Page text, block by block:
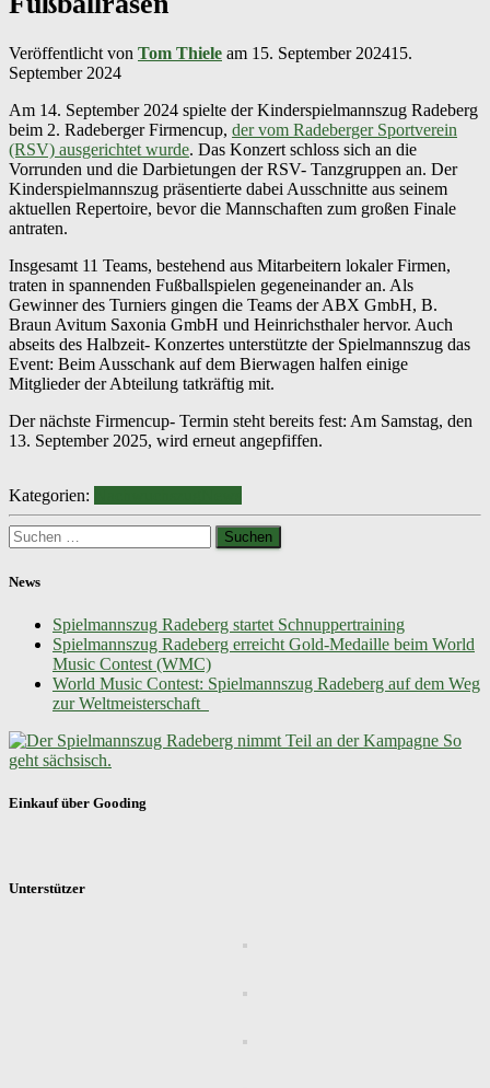
Veröffentlicht von Tom Thiele am 15. September 202415.
September 2024
Am 14. September 2024 spielte der Kinderspielmannszug Radeberg
beim 2. Radeberger Firmencup, der vom Radeberger Sportverein
(RSV) ausgerichtet wurde. Das Konzert schloss sich an die
Vorrunden und die Darbietungen der RSV- Tanzgruppen an. Der
Kinderspielmannszug präsentierte dabei Ausschnitte aus seinem
aktuellen Repertoire, bevor die Mannschaften zum großen Finale
antraten.
Insgesamt 11 Teams, bestehend aus Mitarbeitern lokaler Firmen,
traten in spannenden Fußballspielen gegeneinander an. Als
Gewinner des Turniers gingen die Teams der ABX GmbH, B.
Braun Avitum Saxonia GmbH und Heinrichsthaler hervor. Auch
abseits des Halbzeit- Konzertes unterstützte der Spielmannszug das
Event: Beim Ausschank auf dem Bierwagen halfen einige
Mitglieder der Abteilung tatkräftig mit.
Der nächste Firmencup- Termin steht bereits fest: Am Samstag, den
13. September 2025, wird erneut angepfiffen.
Kategorien:
Suchen
nach:
News
Spielmannszug Radeberg startet Schnuppertraining
Spielmannszug Radeberg erreicht Gold-Medaille beim World
Music Contest (WMC)
World Music Contest: Spielmannszug Radeberg auf dem Weg
zur Weltmeisterschaft
Einkauf über Gooding
Unterstützer